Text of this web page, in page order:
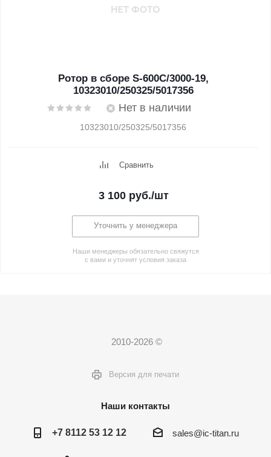
Ротор в сборе S-600C/3000-19,
10323010/250325/5017356
Нет в наличии
10323010/250325/5017356
Сравнить
3 100руб./шт
Уточнить у менеджера
Наши менеджеры обязательно свяжутся
с вами и уточнят условия заказа
2010-2026 ©
Версия для печати
Наши контакты
+7 8112 53 12 12 sales@ic-titan.ru